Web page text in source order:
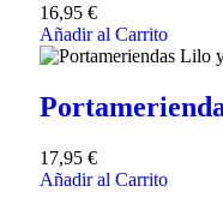
16,95 €
Añadir al Carrito
17,95 €
Añadir al Carrito